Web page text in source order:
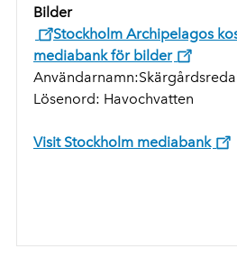
Bilder
Stockholm Archipelagos
mediabank för bilder
Lösenord: Havochvatten
Visit Stockholm mediabank